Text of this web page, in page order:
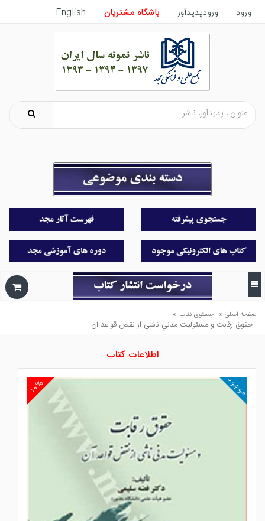
ورود ورودپدیدآور باشگاه مشتریان English
صفحه اصلی » جستوی کتاب »
حقوق رقابت و مسئوليت مدني ناشي از نقض قواعد آن
اطلاعات کتاب
۱۰% موجود